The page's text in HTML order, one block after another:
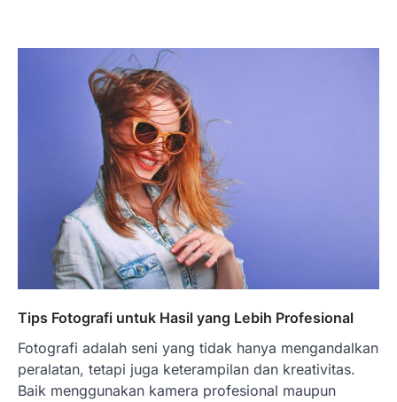
Tips Fotografi untuk Hasil yang Lebih Profesional
Fotografi adalah seni yang tidak hanya mengandalkan
peralatan, tetapi juga keterampilan dan kreativitas.
Baik menggunakan kamera profesional maupun